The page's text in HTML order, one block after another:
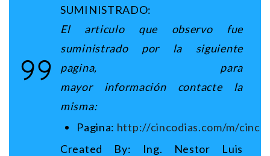
SUMINISTRADO:
El articulo que observo fue
suministrado por la siguiente
pagina, para
mayor información contacte la
misma:
Pagina: http://cincodias.com/m/
Created By: Ing. Nestor Luis